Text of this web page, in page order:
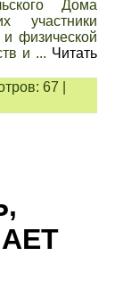
Дома
участники
физической
и ... Читать
67